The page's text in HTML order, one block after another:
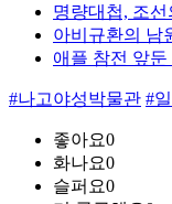
명량대첩, 조
아비규환의 남
애플 참전 앞
#나고야성박물관 #
좋아요0
화나요0
슬퍼요0